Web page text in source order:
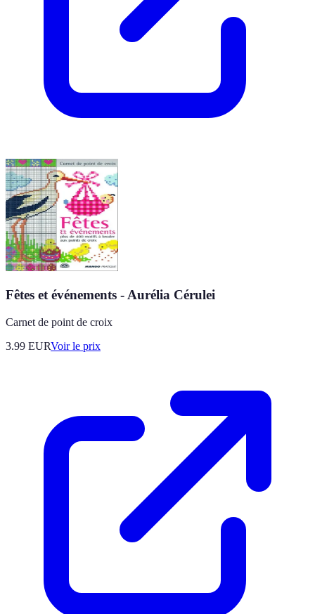
Fêtes et événements - Aurélia Cérulei
Carnet de point de croix
3.99 EURVoir le prix